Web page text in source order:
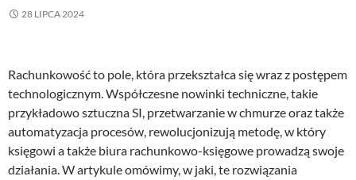
28 LIPCA 2024
Rachunkowość to pole, która przekształca się wraz z postępem
technologicznym. Współczesne nowinki techniczne, takie
przykładowo sztuczna SI, przetwarzanie w chmurze oraz także
automatyzacja procesów, rewolucjonizują metodę, w który
księgowi a także biura rachunkowo-księgowe prowadzą swoje
działania. W artykule omówimy, w jaki, te rozwiązania